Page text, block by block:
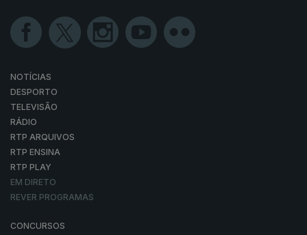
NOTÍCIAS
DESPORTO
TELEVISÃO
RÁDIO
RTP ARQUIVOS
RTP ENSINA
RTP PLAY
EM DIRETO
REVER PROGRAMAS
CONCURSOS